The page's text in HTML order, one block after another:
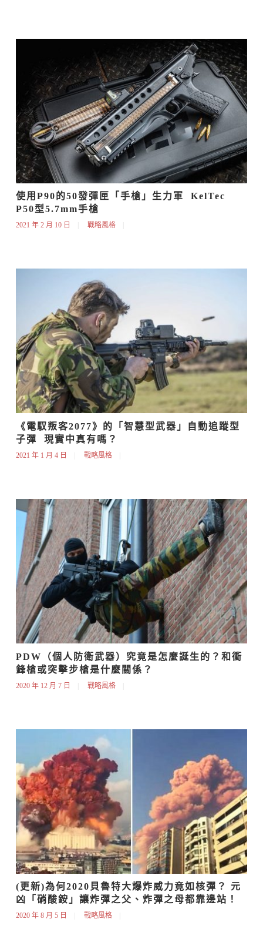
使用P90的50發彈匣「手槍」生力軍  KelTec
P50型5.7mm手槍
2021 年 2 月 10 日 戰略風格
《電馭叛客2077》的「智慧型武器」自動追蹤型
子彈  現實中真有嗎？
2021 年 1 月 4 日 戰略風格
PDW（個人防衛武器）究竟是怎麼誕生的？和衝
鋒槍或突擊步槍是什麼關係？
2020 年 12 月 7 日 戰略風格
(更新)為何2020貝魯特大爆炸威力竟如核彈？ 元
凶「硝酸銨」讓炸彈之父、炸彈之母都靠邊站！
2020 年 8 月 5 日 戰略風格